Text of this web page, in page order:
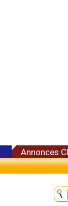
Annonces